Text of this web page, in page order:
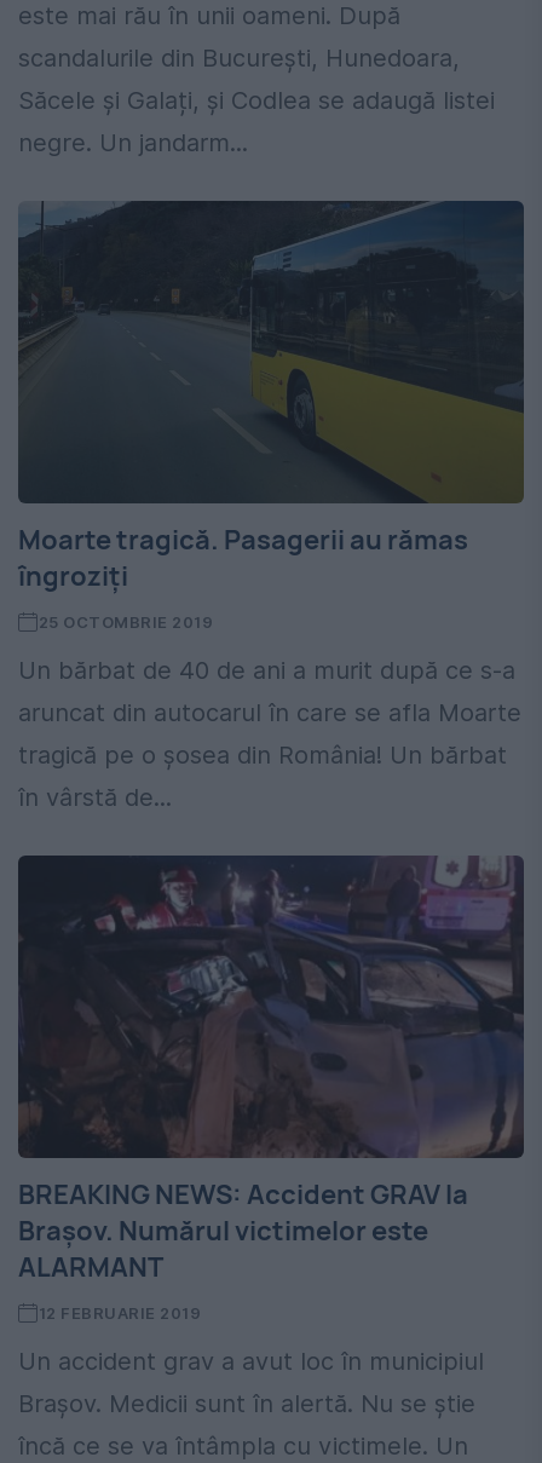
este mai rău în unii oameni. După
scandalurile din București, Hunedoara,
Săcele și Galați, și Codlea se adaugă listei
negre. Un jandarm...
Moarte tragică. Pasagerii au rămas
îngroziți
25 OCTOMBRIE 2019
Un bărbat de 40 de ani a murit după ce s-a
aruncat din autocarul în care se afla Moarte
tragică pe o șosea din România! Un bărbat
în vârstă de...
BREAKING NEWS: Accident GRAV la
Brașov. Numărul victimelor este
ALARMANT
12 FEBRUARIE 2019
Un accident grav a avut loc în municipiul
Brașov. Medicii sunt în alertă. Nu se știe
încă ce se va întâmpla cu victimele. Un